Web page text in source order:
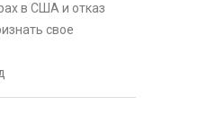
в США и отказ
свое